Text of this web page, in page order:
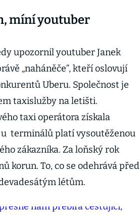
míní youtuber
upozornil youtuber Janek
„naháněče“, kteří oslovují
Uberu. Společnost je
taxislužby na letišti.
taxi operátora získala
terminálů platí vysoutěženou
zákazníka. Za loňský rok
korun. To, co se odehrává před
létům.